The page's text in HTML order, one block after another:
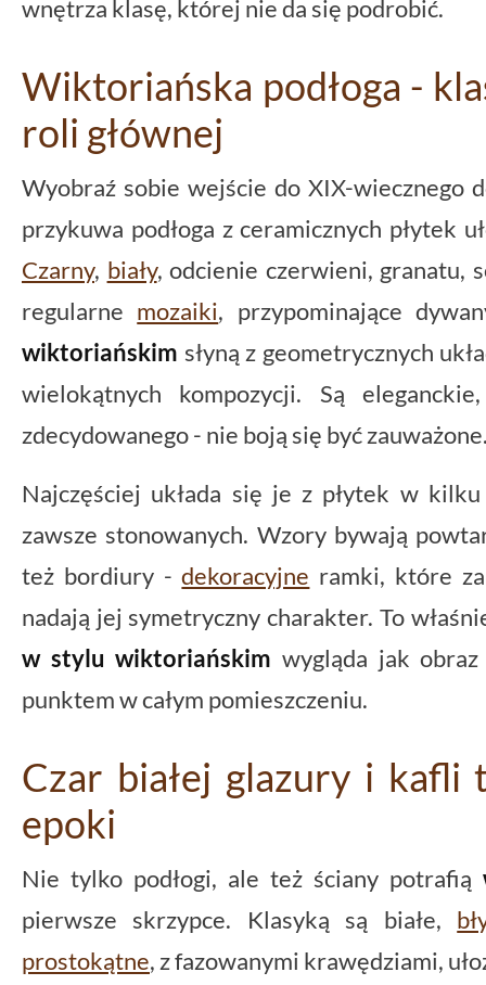
wnętrza klasę, której nie da się podrobić.
Wiktoriańska podłoga -
roli głównej
Wyobraź sobie wejście do XIX-wiecznego
przykuwa podłoga z ceramicznych płytek
Czarny, biały, odcienie czerwieni, granatu,
regularne mozaiki, przypominające
wiktoriańskim słyną z geometrycznych
wielokątnych kompozycji. Są
zdecydowanego - nie boją się być
Najczęściej układa się je z płytek w
zawsze stonowanych. Wzory bywają
też bordiury -dekoracyjne ramki, które
nadają jej symetryczny charakter. To
w stylu wiktoriańskim wygląda jak
punktem w całym pomieszczeniu.
Czar białej glazury i
epoki
Nie tylko podłogi, ale też ściany potrafią
pierwsze skrzypce. Klasyką są białe,
prostokątne, z fazowanymi krawędziami,